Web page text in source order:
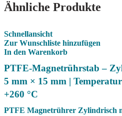
Ähnliche Produkte
Schnellansicht
Zur Wunschliste hinzufügen
In den Warenkorb
PTFE-Magnetrührstab –
5 mm × 15 mm |
+260 °C
PTFE Magnetrührer Zylindrisch